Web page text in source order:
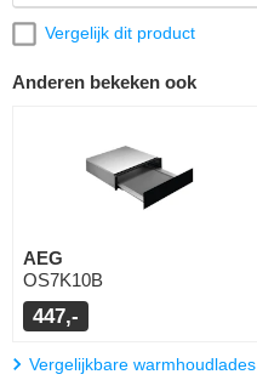
Vergelijk dit product
Anderen bekeken ook
AEG
OS7K10B
447,-
Vergelijkbare warmhoudlades